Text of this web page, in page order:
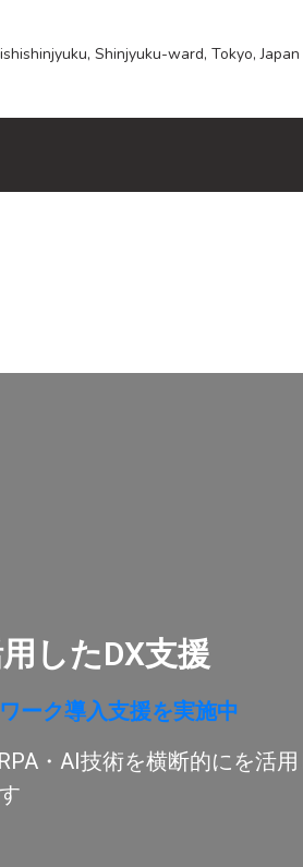
Shinjyuku-ward, Tokyo, Japan
したDX支援
ーク導入支援を実施中
・AI技術を横断的にを活